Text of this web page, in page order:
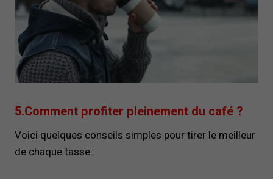
5.Comment profiter pleinement du café ?
Voici quelques conseils simples pour tirer le meilleur
de chaque tasse :